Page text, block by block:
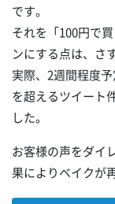
です。
それを「100円で
ンにする点は、さ
実際、2週間程度
を超えるツイート
した。
お客様の声をダイ
果によりベイクが